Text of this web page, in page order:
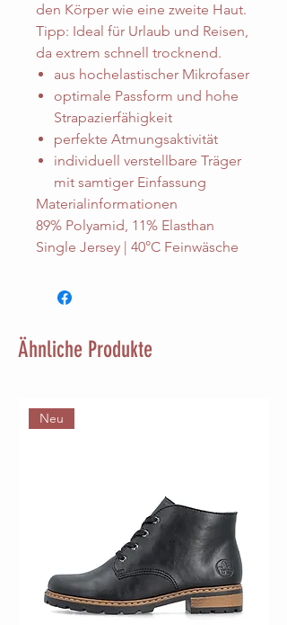
den Körper wie eine zweite Haut.
Tipp: Ideal für Urlaub und Reisen,
da extrem schnell trocknend.
aus hochelastischer Mikrofaser
optimale Passform und hohe
Strapazierfähigkeit
perfekte Atmungsaktivität
individuell verstellbare Träger
mit samtiger Einfassung
Materialinformationen
89% Polyamid, 11% Elasthan
Single Jersey | 40°C Feinwäsche
Ähnliche Produkte
Neu